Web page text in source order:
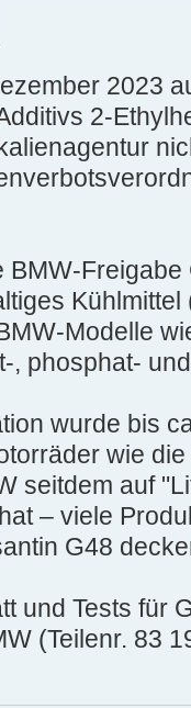
2023
2-
BMW-
Modelle
, phosphat-
wurde bis
wie
seitdem auf
– viele
G48
und Tests für
(Teilenr. 83